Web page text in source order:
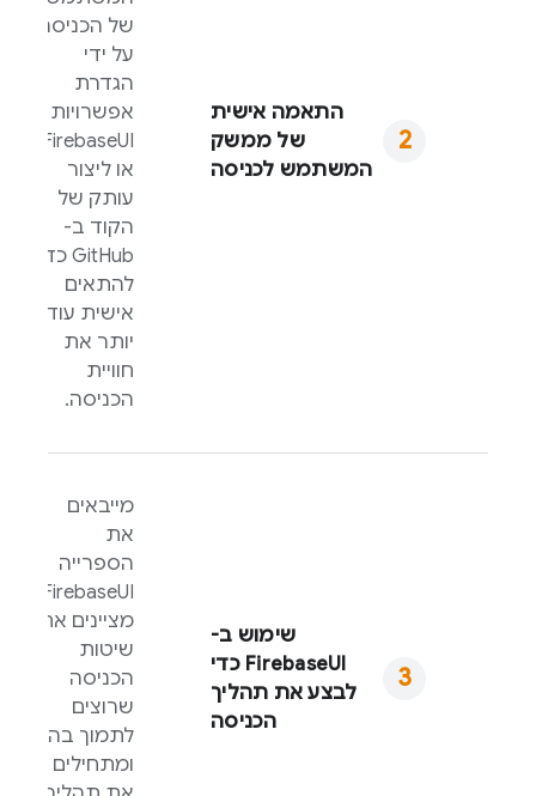
התאמה אישית
של ממשק
המשתמש לכניסה
של הכניסה
על ידי
הגדרת
אפשרויות
FirebaseUI
או ליצור
עותק של
הקוד ב-
GitHub כדי
להתאים
אישית עוד
יותר את
חוויית
הכניסה.
שימוש ב-
FirebaseUIכדי
לבצע את תהליך
הכניסה
מייבאים
את
הספרייה
FirebaseUI
מציינים את
שיטות
הכניסה
שרוצים
לתמוך בהן
ומתחילים